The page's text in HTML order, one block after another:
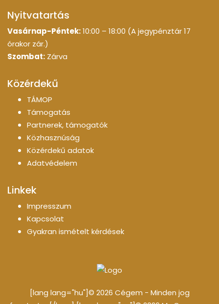
Nyitvatartás
Vasárnap-Péntek:10:00 – 18:00 (A jegypénztár 17
órakor zár.)
Szombat: Zárva
Közérdekű
TÁMOP
Támogatás
Partnerek, támogatók
Közhasznúság
Közérdekű adatok
Adatvédelem
Linkek
Impresszum
Kapcsolat
Gyakran ismételt kérdések
[lang lang="hu"]© 2026 Cégem - Minden jog